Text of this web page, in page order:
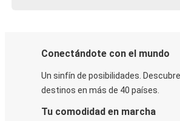
Conectándote con el mundo
Un sinfín de posibilidades.
destinos en más de 40 países.
Tu comodidad en marcha